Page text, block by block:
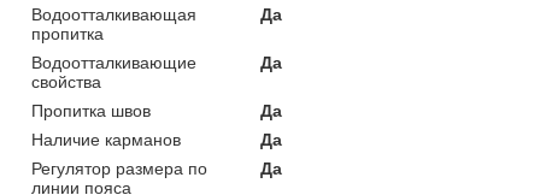
Водоотталкивающая
пропитка
Да
Водоотталкивающие
свойства
Да
Пропитка швов
Да
Наличие карманов
Да
Регулятор размера по
линии пояса
Да